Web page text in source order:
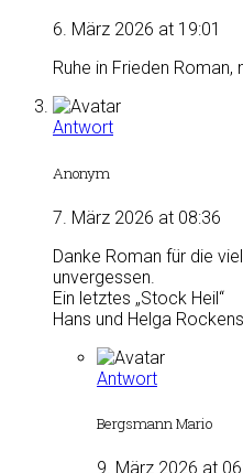
6. März 2026 at 19:01
Ruhe in Frieden Roman,
Antwort
Anonym
7. März 2026 at 08:36
Danke Roman für die
unvergessen.
Ein letztes „Stock Heil“
Hans und Helga
Antwort
Bergsmann Mario
9. März 2026 at